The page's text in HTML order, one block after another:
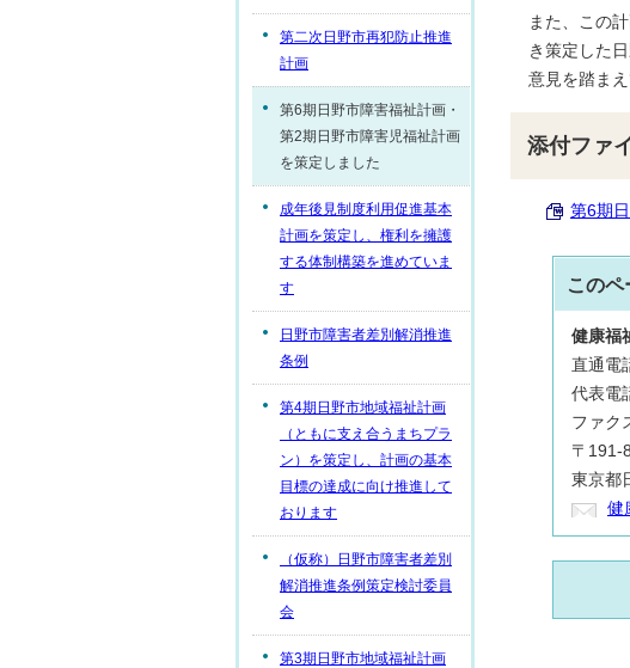
また、この
き策定した
意見を踏まえ
添付ファ
第6期
このペ
健康福
直通電
代表電
ファク
〒191-
東京都
健
第二次日野市再犯防止推進
計画
第6期日野市障害福祉計画・
第2期日野市障害児福祉計画
を策定しました
成年後見制度利用促進基本
計画を策定し、権利を擁護
する体制構築を進めていま
す
日野市障害者差別解消推進
条例
第4期日野市地域福祉計画
（ともに支え合うまちプラ
ン）を策定し、計画の基本
目標の達成に向け推進して
おります
（仮称）日野市障害者差別
解消推進条例策定検討委員
会
第3期日野市地域福祉計画